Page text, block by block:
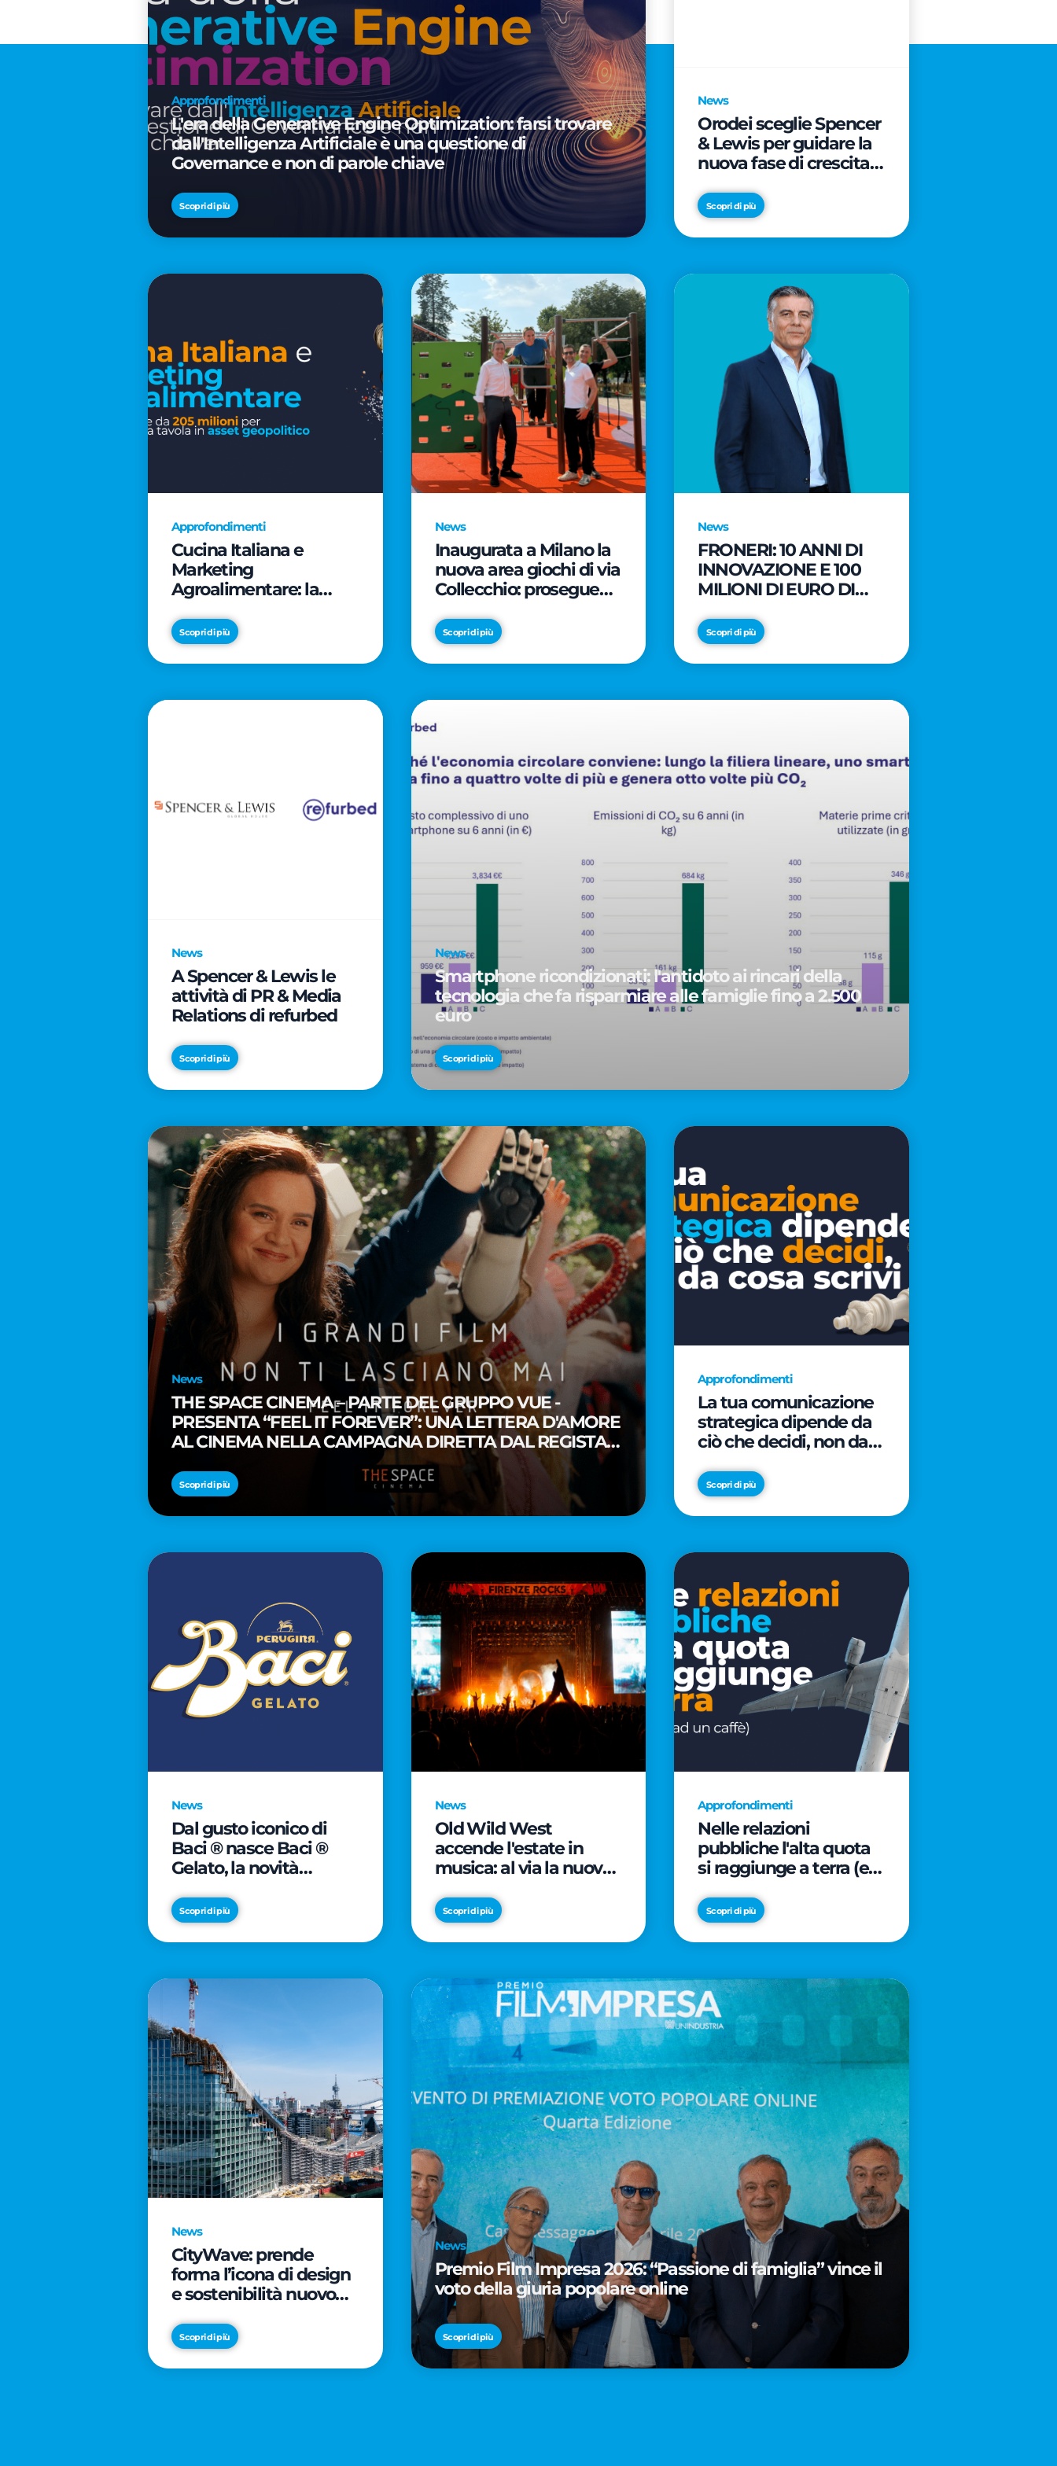
Approfondimenti
L'era della Generative Engine Optimization: farsi trovare
dall'Intelligenza Artificiale è una questione di
Governance e non di parole chiave
Scopri di più
News
Orodei sceglie Spencer
& Lewis per guidare la
nuova fase di crescita e
brand
Scopri di più
Approfondimenti
Cucina Italiana e
Marketing
Agroalimentare: la
milioni per trasformare
la tavola in asset
geopolitico
Scopri di più
News
Inaugurata a Milano la
nuova area giochi di via
Collecchio: prosegue
SmartCityLife per gli
spazi pubblici del
Municipio 8
Scopri di più
News
FRONERI: 10 ANNI DI
INNOVAZIONE E 100
MILIONI DI EURO DI
PER LO SVILUPPO DEL
MERCATO ITALIANO
DEL GELATO
Scopri di più
News
A Spencer & Lewis le
attività di PR & Media
Relations di refurbed
Scopri di più
News
Smartphone ricondizionati: l'antidoto ai rincari della
tecnologia che fa risparmiare alle famiglie fino a 2.500
euro
Scopri di più
News
THE SPACE CINEMA – PARTE DEL GRUPPO VUE -
PRESENTA “FEEL IT FOREVER”: UNA LETTERA D'AMORE
AL CINEMA NELLA CAMPAGNA DIRETTA DAL REGISTA
PREMIO OSCAR® TAIKA WAITITI
Scopri di più
Approfondimenti
La tua comunicazione
strategica dipende da
ciò che decidi, non da
Scopri di più
News
Dal gusto iconico di
Baci ® nasce Baci ®
Gelato, la novità
Scopri di più
News
Old Wild West
accende l'estate in
musica: al via la nuova
e le prestigiose
partnership con Radio
Italia e Live Nation
Scopri di più
Approfondimenti
Nelle relazioni
pubbliche l'alta quota
si raggiunge a terra (e
Scopri di più
News
CityWave: prende
forma l’icona di design
e sostenibilità nuovo
Scopri di più
News
Premio Film Impresa 2026: “Passione di famiglia” vince il
voto della giuria popolare online
Scopri di più